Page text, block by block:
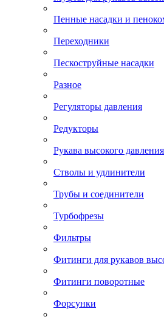
Пенные насадки и
Переходники
Пескоструйные насадки
Разное
Регуляторы давления
Редукторы
Рукава высокого
Стволы и удлинители
Трубы и соединители
Турбофрезы
Фильтры
Фитинги для рукавов
Фитинги поворотные
Форсунки